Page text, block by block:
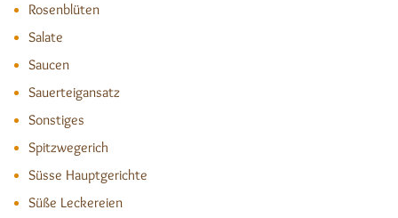
Rosenblüten
Salate
Saucen
Sauerteigansatz
Sonstiges
Spitzwegerich
Süsse Hauptgerichte
Süße Leckereien